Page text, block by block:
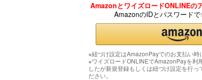
AmazonとワイズロードONLINEの
AmazonのIDとパスワードで
※紐づけ設定はAmazonPayでのお支払い時
※ワイズロードONLINEでAmazonPayを利
したが新規登録もしくは紐づけ設定を行
ださい。